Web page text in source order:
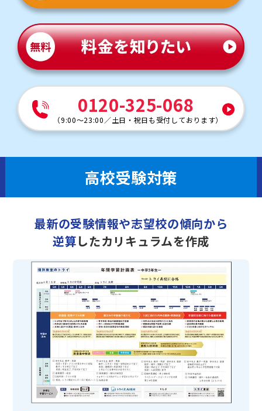
0120-325-068
（9:00～23:00 ／土日・祝日も受付しております）
高校受験対策
最新の受験情報や志望校の傾向から
逆算したカリキュラムを作成